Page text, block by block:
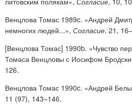
Венцлова Томас 1989c. «Андрей
немногих людей...», Согласие, 21,
[Венцлова Томас] 1990b. «Чувство
Томаса Венцловы с Иосифом
126.
Венцлова Томас 1990c. «Андрей
11 (97), 143–146.